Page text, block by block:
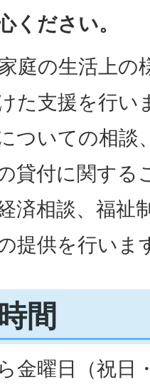
ください。
庭の生活上の
た支援を行い
ついての相談
貸付に関する
済相談、福祉
提供を行いま
間
金曜日（祝日